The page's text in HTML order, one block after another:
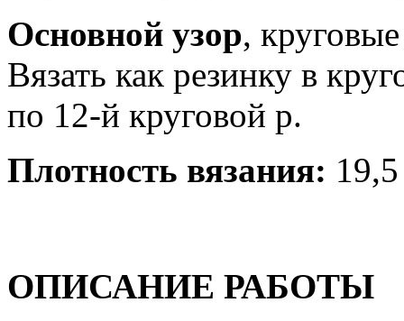
Основной узор,
Вязать как резинку в
по 12-й круговой р.
Плотность вязания:
ОПИСАНИЕ РАБОТЫ